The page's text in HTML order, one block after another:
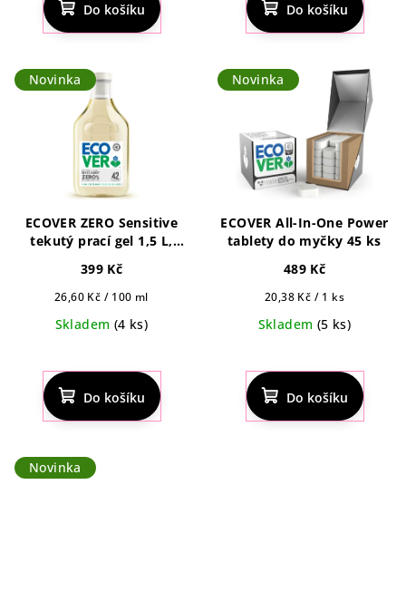
Do košíku Do košíku
Novinka
ECOVER ZERO Sensitive
tekutý prací gel 1,5 L,
399 Kč
Měrná
26,60 Kč / 100 ml
Skladem (4 ks)
Do košíku
Novinka
ECOVER All-In-One Power
tablety do myčky 45 ks
489 Kč
Měrná
20,38 Kč / 1 ks
Skladem (5 ks)
Do košíku
Novinka